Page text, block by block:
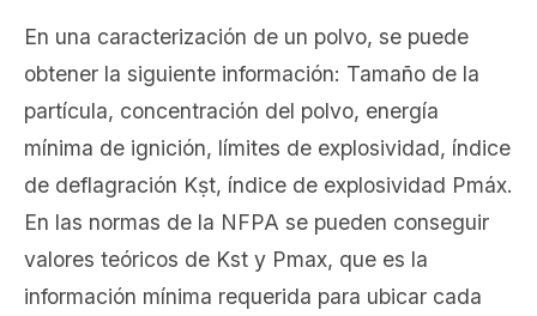
En una caracterización de un polvo, se puede
obtener la siguiente información: Tamaño de la
partícula, concentración del polvo, energía
mínima de ignición, límites de explosividad, índice
de deflagración Kṣt, índice de explosividad Pmáx.
En las normas de la NFPA se pueden conseguir
valores teóricos de Kst y Pmax, que es la
información mínima requerida para ubicar cada